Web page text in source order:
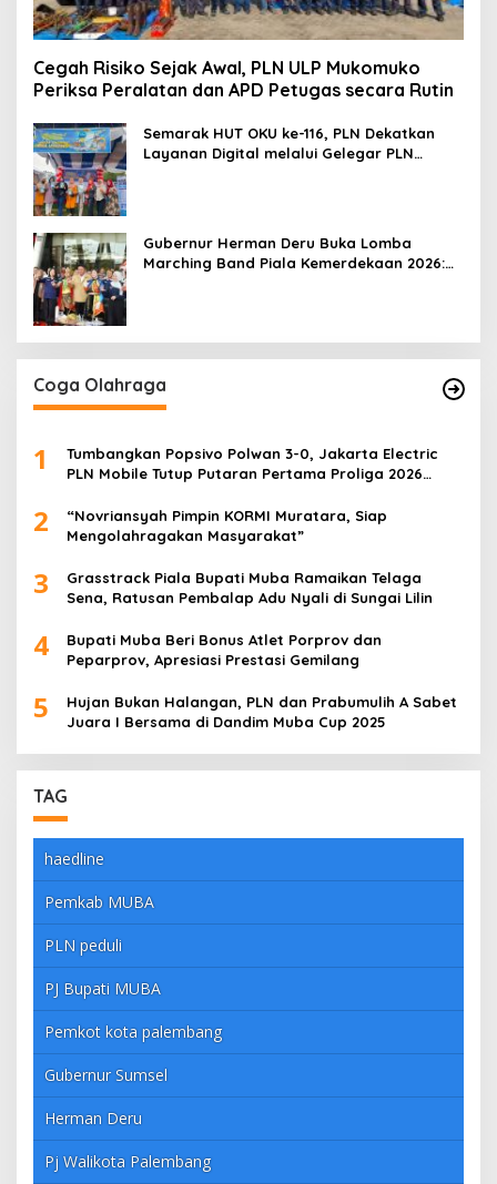
Cegah Risiko Sejak Awal, PLN ULP Mukomuko
Periksa Peralatan dan APD Petugas secara Rutin
Semarak HUT OKU ke-116, PLN Dekatkan
Layanan Digital melalui Gelegar PLN
Gubernur Herman Deru Buka Lomba
Marching Band Piala Kemerdekaan 2026:
Coga Olahraga
1
Tumbangkan Popsivo Polwan 3-0, Jakarta Electric
PLN Mobile Tutup Putaran Pertama Proliga 2026
2
“Novriansyah Pimpin KORMI Muratara, Siap
Mengolahragakan Masyarakat”
3
Grasstrack Piala Bupati Muba Ramaikan Telaga
Sena, Ratusan Pembalap Adu Nyali di Sungai Lilin
4
Bupati Muba Beri Bonus Atlet Porprov dan
Peparprov, Apresiasi Prestasi Gemilang
5
Hujan Bukan Halangan, PLN dan Prabumulih A Sabet
Juara I Bersama di Dandim Muba Cup 2025
TAG
haedline
Pemkab MUBA
PLN peduli
PJ Bupati MUBA
Pemkot kota palembang
Gubernur Sumsel
Herman Deru
Pj Walikota Palembang